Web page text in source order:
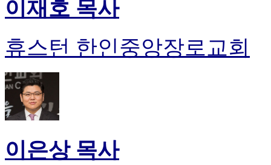
이재호 목사
휴스턴 한인중앙장로교회
이은상 목사